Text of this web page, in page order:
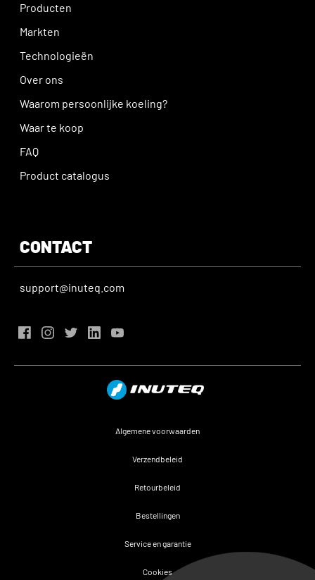
Producten
Markten
Technologieën
Over ons
Waarom persoonlijke koeling?
Waar te koop
FAQ
Product catalogus
CONTACT
support@inuteq.com
Algemene voorwaarden
Verzendbeleid
Retourbeleid
Bestellingen
Service en garantie
Cookies